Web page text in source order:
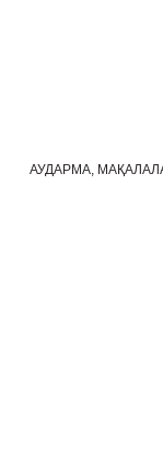
АУДАРМА,